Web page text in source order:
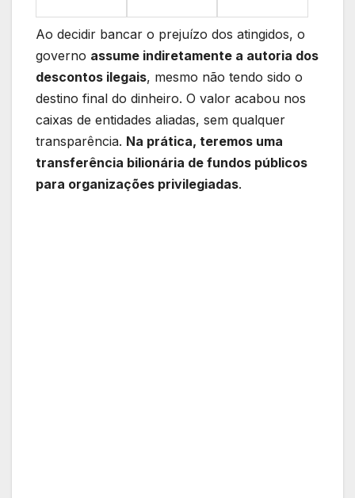
Ao decidir bancar o prejuízo dos atingidos, o
governo assume indiretamente a autoria dos
descontos ilegais, mesmo não tendo sido o
destino final do dinheiro. O valor acabou nos
caixas de entidades aliadas, sem qualquer
transparência. Na prática, teremos uma
transferência bilionária de fundos públicos
para organizações privilegiadas.